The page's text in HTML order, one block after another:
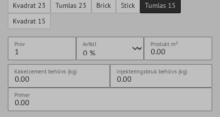
Kvadrat 23 Tumlas 23 Brick Stick
Tumlas 15
Kvadrat 15
Prov Avfall Produkt m²
Kakelcement behövs (kg) Injekteringsbruk behövs (kg)
Primer